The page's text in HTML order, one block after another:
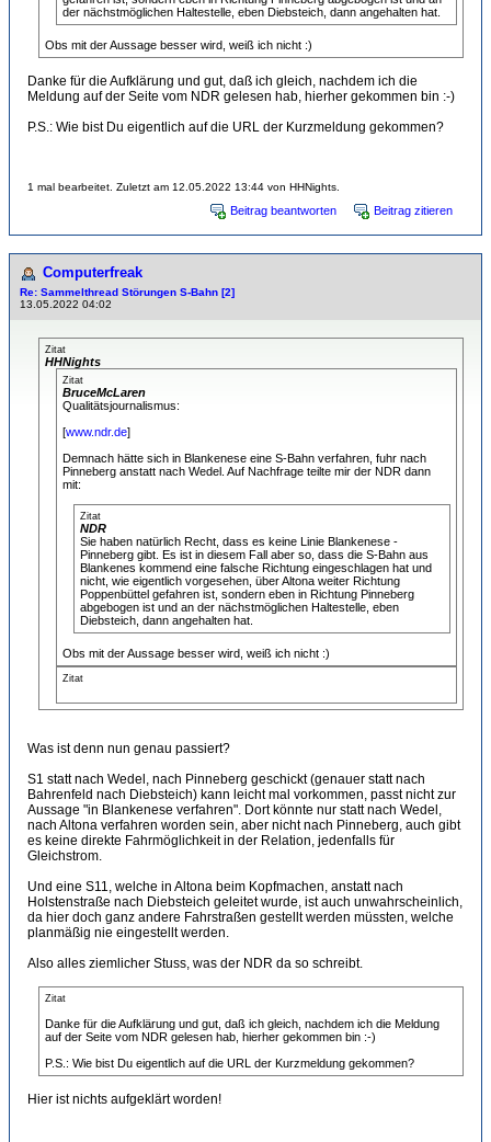
der nächstmöglichen Haltestelle, eben Diebsteich, dann angehalten hat.
Obs mit der Aussage besser wird, weiß ich nicht :)
Danke für die Aufklärung und gut, daß ich gleich, nachdem ich die
Meldung auf der Seite vom NDR gelesen hab, hierher gekommen bin :-)
P.S.: Wie bist Du eigentlich auf die URL der Kurzmeldung gekommen?
1 mal bearbeitet. Zuletzt am 12.05.2022 13:44 von HHNights.
Beitrag beantworten Beitrag zitieren
Computerfreak
Re: Sammelthread Störungen S-Bahn [2]
13.05.2022 04:02
Zitat
HHNights
Zitat
BruceMcLaren
Qualitätsjournalismus:
[www.ndr.de]
Demnach hätte sich in Blankenese eine S-Bahn verfahren, fuhr nach
Pinneberg anstatt nach Wedel. Auf Nachfrage teilte mir der NDR dann
mit:
Zitat
NDR
Sie haben natürlich Recht, dass es keine Linie Blankenese -
Pinneberg gibt. Es ist in diesem Fall aber so, dass die S-Bahn aus
Blankenes kommend eine falsche Richtung eingeschlagen hat und
nicht, wie eigentlich vorgesehen, über Altona weiter Richtung
Poppenbüttel gefahren ist, sondern eben in Richtung Pinneberg
abgebogen ist und an der nächstmöglichen Haltestelle, eben
Diebsteich, dann angehalten hat.
Obs mit der Aussage besser wird, weiß ich nicht :)
Zitat
Was ist denn nun genau passiert?
S1 statt nach Wedel, nach Pinneberg geschickt (genauer statt nach
Bahrenfeld nach Diebsteich) kann leicht mal vorkommen, passt nicht zur
Aussage "in Blankenese verfahren". Dort könnte nur statt nach Wedel,
nach Altona verfahren worden sein, aber nicht nach Pinneberg, auch gibt
es keine direkte Fahrmöglichkeit in der Relation, jedenfalls für
Gleichstrom.
Und eine S11, welche in Altona beim Kopfmachen, anstatt nach
Holstenstraße nach Diebsteich geleitet wurde, ist auch unwahrscheinlich,
da hier doch ganz andere Fahrstraßen gestellt werden müssten, welche
planmäßig nie eingestellt werden.
Also alles ziemlicher Stuss, was der NDR da so schreibt.
Zitat
Danke für die Aufklärung und gut, daß ich gleich, nachdem ich die Meldung
auf der Seite vom NDR gelesen hab, hierher gekommen bin :-)
P.S.: Wie bist Du eigentlich auf die URL der Kurzmeldung gekommen?
Hier ist nichts aufgeklärt worden!